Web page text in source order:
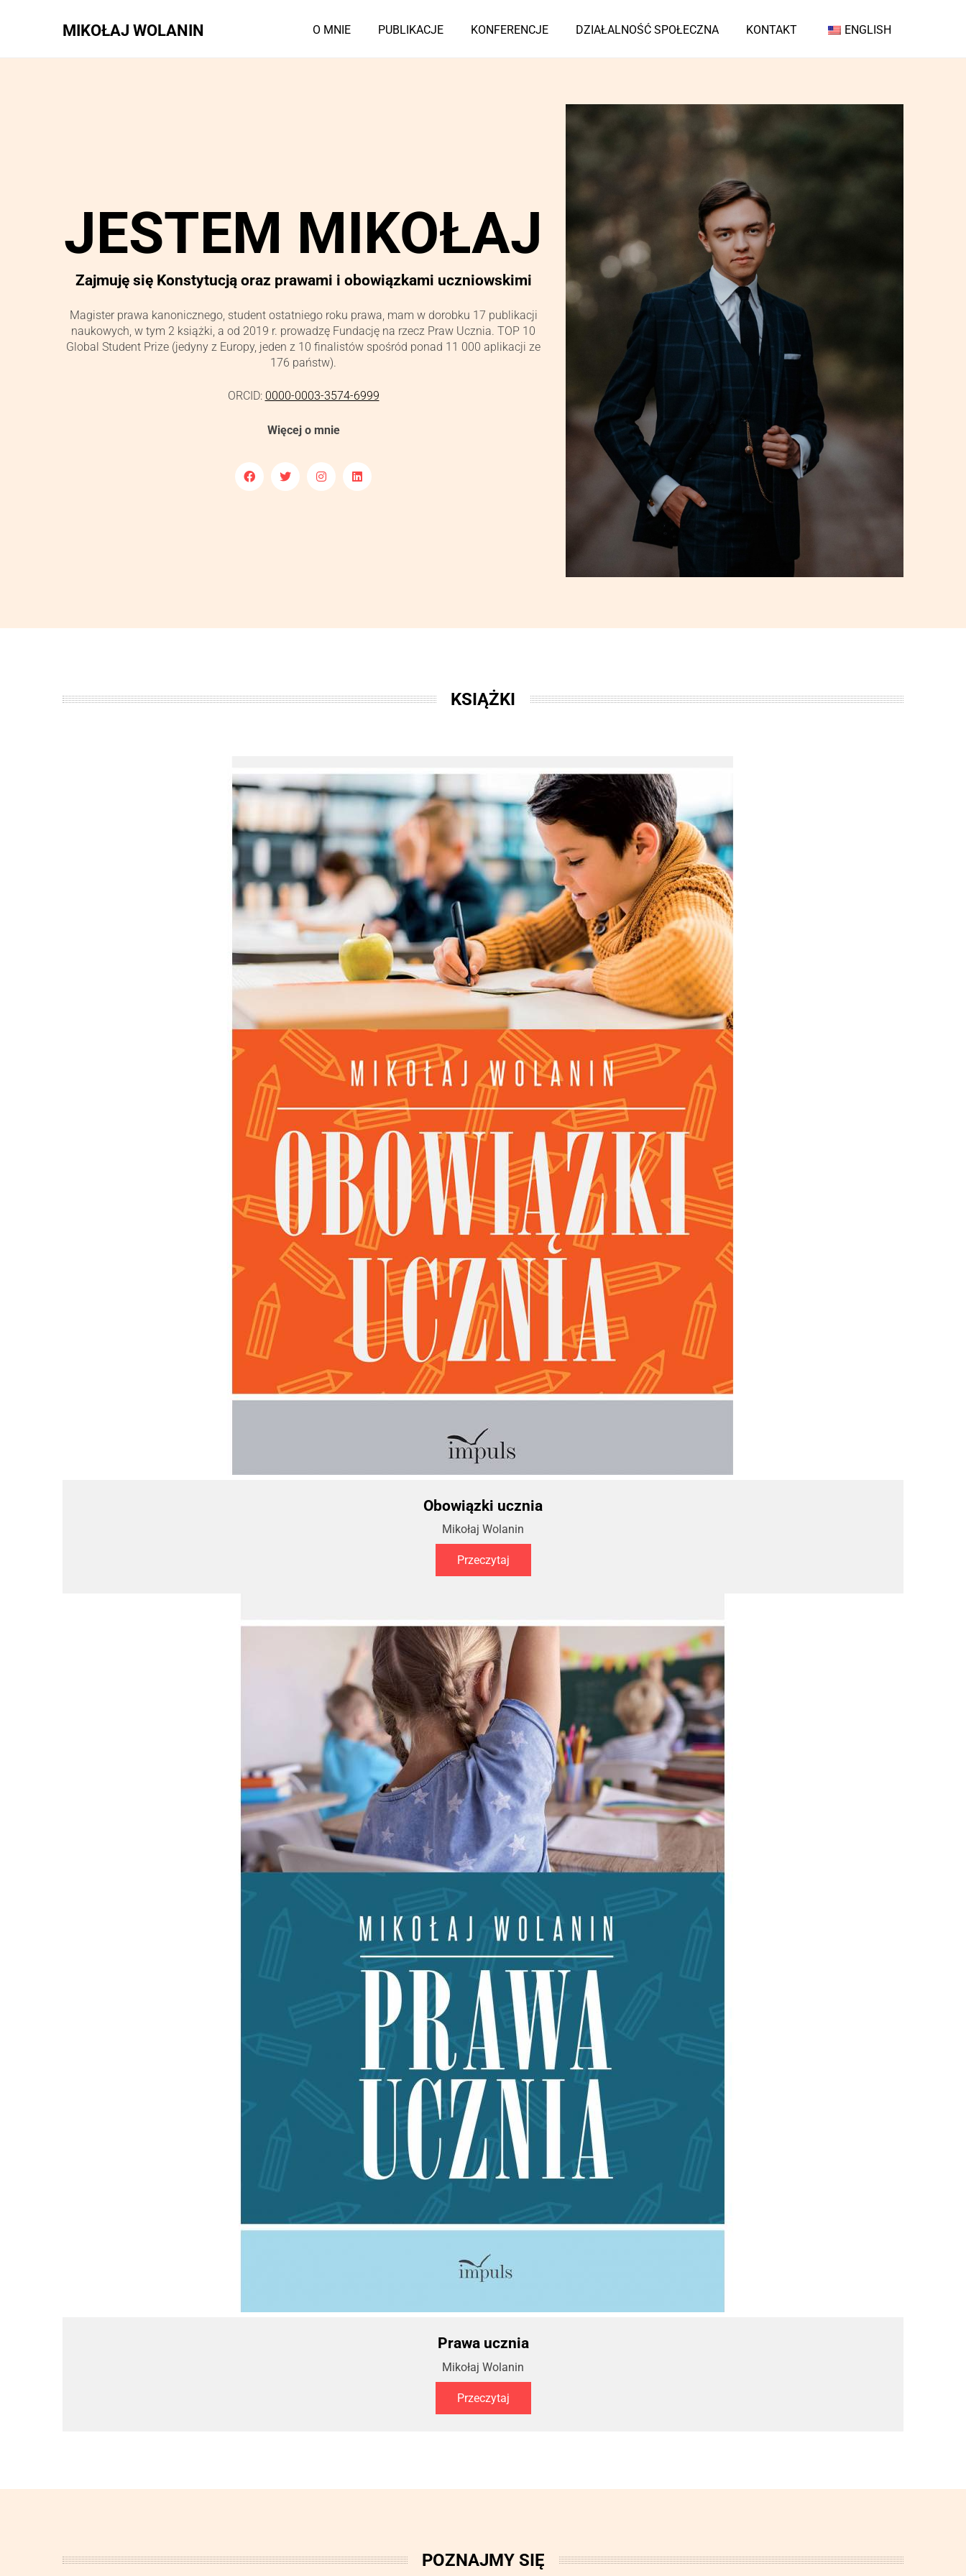
MIKOŁAJ WOLANIN O MNIE PUBLIKACJE KONFERENCJE DZIAŁALNOŚĆ SPOŁECZNA KONTAKT ENGLISH
JESTEM MIKOŁAJ
Zajmuję się Konstytucją oraz prawami i obowiązkami uczniowskimi
Magister prawa kanonicznego, student ostatniego roku prawa, mam w dorobku 17 publikacji
naukowych, w tym 2 książki, a od 2019 r. prowadzę Fundację na rzecz Praw Ucznia. TOP 10
Global Student Prize (jedyny z Europy, jeden z 10 finalistów spośród ponad 11 000 aplikacji ze
176 państw).
ORCID: 0000-0003-3574-6999
Więcej o mnie
KSIĄŻKI
Obowiązki ucznia
Mikołaj Wolanin
Przeczytaj
Prawa ucznia
Mikołaj Wolanin
Przeczytaj
POZNAJMY SIĘ